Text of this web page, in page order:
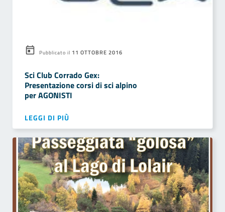
Pubblicato il 11 OTTOBRE 2016
Sci Club Corrado Gex:
Presentazione corsi di sci alpino
per AGONISTI
LEGGI DI PIÙ